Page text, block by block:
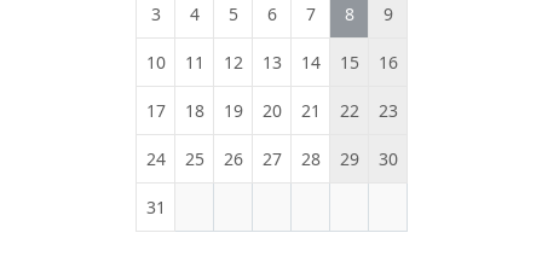
3 4 5 6 7 8 9
10 11 12 13 14 15 16
17 18 19 20 21 22 23
24 25 26 27 28 29 30
31